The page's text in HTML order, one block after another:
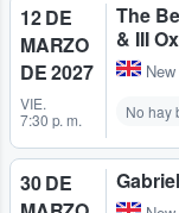
12 DE
MARZO
DE 2027
VIE.
7:30 p. m.
The
& III
No hay
30 DE